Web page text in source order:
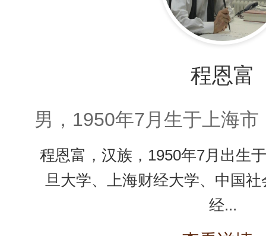
程恩富
男，1950年7月生于上海
程恩富，汉族，1950年7月出生
旦大学、上海财经大学、中国
经...